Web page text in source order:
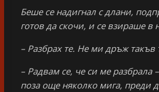
Беше се надигнал с длани,
готов да скочи, и се взираше в
– Разбрах те. Не ми дръж такъв
– Радвам се, че си ме разбрала
поза още няколко мига, преди